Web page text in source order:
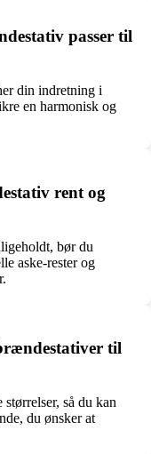
passer til
din indretning i
en harmonisk og
rent og
bør du
aske-rester og
til
så du kan
du ønsker at